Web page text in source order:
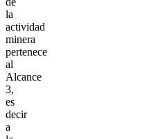
la
actividad
minera
pertenece
al
Alcance
3,
es
decir
a